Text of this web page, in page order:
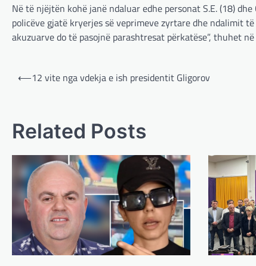
Në të njëjtën kohë janë ndaluar edhe personat S.E. (18)
policëve gjatë kryerjes së veprimeve zyrtare dhe ndalimit
akuzuarve do të pasojnë parashtresat përkatëse”, thuhet
Post
⟵12 vite nga vdekja e ish presidentit Gligorov
Related Posts